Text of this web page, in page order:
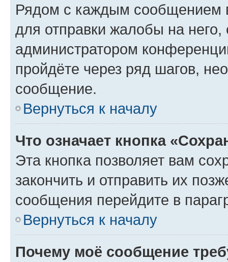
Рядом с каждым сообщением
для отправки жалобы на
администратором
пройдёте через ряд шагов,
сообщение.
Вернуться к началу
Что означает кнопка
Эта кнопка позволяет вам
закончить и отправить их
сообщения перейдите в
Вернуться к началу
Почему моё сообщение